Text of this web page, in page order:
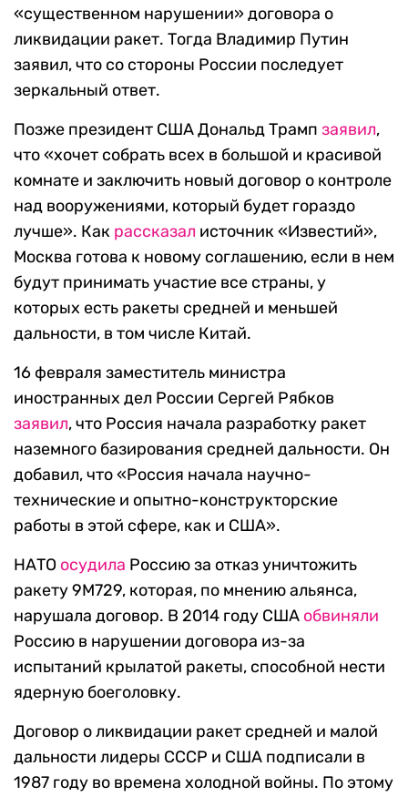
«существенном нарушении» договора о
ликвидации ракет. Тогда Владимир Путин
заявил, что со стороны России последует
зеркальный ответ.
Позже президент США Дональд Трамп заявил,
что «хочет собрать всех в большой и красивой
комнате и заключить новый договор о контроле
над вооружениями, который будет гораздо
лучше». Как рассказал источник «Известий»,
Москва готова к новому соглашению, если в нем
будут принимать участие все страны, у
которых есть ракеты средней и меньшей
дальности, в том числе Китай.
16 февраля заместитель министра
иностранных дел России Сергей Рябков
заявил, что Россия начала разработку ракет
наземного базирования средней дальности. Он
добавил, что «Россия начала научно-
технические и опытно-конструкторские
работы в этой сфере, как и США».
НАТО осудила Россию за отказ уничтожить
ракету 9М729, которая, по мнению альянса,
нарушала договор. В 2014 году США обвиняли
Россию в нарушении договора из-за
испытаний крылатой ракеты, способной нести
ядерную боеголовку.
Договор о ликвидации ракет средней и малой
дальности лидеры СССР и США подписали в
1987 году во времена холодной войны. По этому